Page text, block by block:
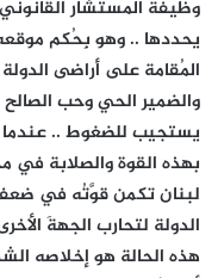
وظيفة المستشار
يحددها .. وهو بِحُكم
المُقامة على أراضى
والضمير الحي وحب الصالح
يستجيب للضغوط .. عندما
بهذه القوة والصلابة في
لبنان تكمن قوَّتُه في
الدولة لتحارب الجهةَ
هذه الحالة هو إخلاصه